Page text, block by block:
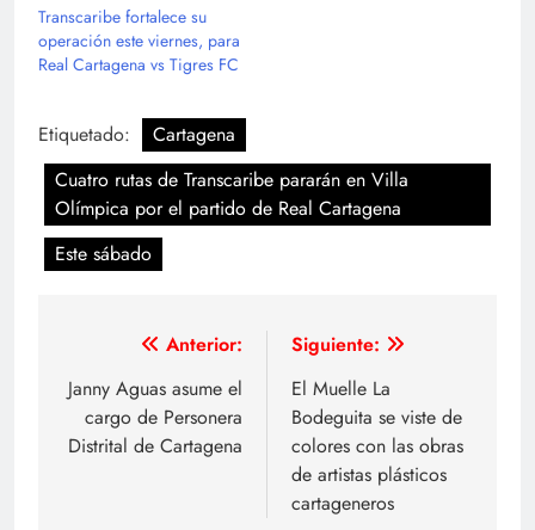
Transcaribe fortalece su
operación este viernes, para
Real Cartagena vs Tigres FC
Etiquetado:
Cartagena
Cuatro rutas de Transcaribe pararán en Villa
Olímpica por el partido de Real Cartagena
Este sábado
Navegación
de
entradas
Anterior:
Janny Aguas asume el
cargo de Personera
Distrital de Cartagena
Siguiente:
El Muelle La
Bodeguita se viste de
colores con las obras
de artistas plásticos
cartageneros